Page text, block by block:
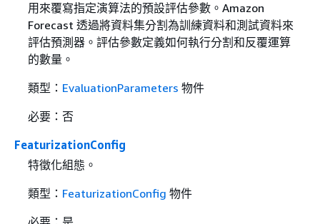
用來覆寫指定演算法的預設評估參數。Amazon
Forecast 透過將資料集分割為訓練資料和測試資料來
評估預測器。評估參數定義如何執行分割和反覆運算
的數量。
類型： EvaluationParameters 物件
必要：否
FeaturizationConfig
特徵化組態。
類型： FeaturizationConfig 物件